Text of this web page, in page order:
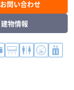
お問い合わせ
建物情報